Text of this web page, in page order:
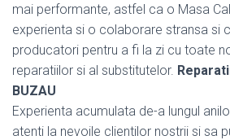
mai performante, astfel ca o Masa
experienta si o colaborare stransa si
producatori pentru a fi la zi cu toate
reparatiilor si al substitutelor.
BUZAU
Experienta acumulata de-a lungul
atenti la nevoile clientilor nostrii si sa